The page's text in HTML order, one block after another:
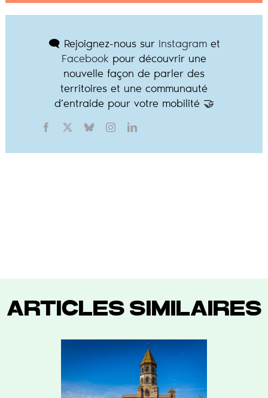
🗨️ Rejoignez-nous sur Instagramet
Facebook pour découvrir une
nouvelle façon de parler des
territoires et une communauté
d’entraide pour votre mobilité 🤝
ARTICLES SIMILAIRES